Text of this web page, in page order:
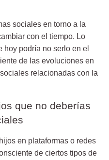
sociales en torno a la
con el tiempo. Lo
hoy podría no serlo en el
de las evoluciones en
relacionadas con la
que no deberías
en plataformas o redes
de ciertos tipos de